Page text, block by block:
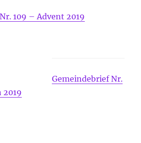
109 – Advent 2019
Gemeindebrief Nr.
2019